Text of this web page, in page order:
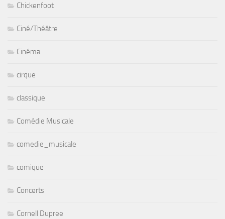
Chickenfoot
Ciné/Théâtre
Cinéma
cirque
classique
Comédie Musicale
comedie_musicale
comique
Concerts
Cornell Dupree